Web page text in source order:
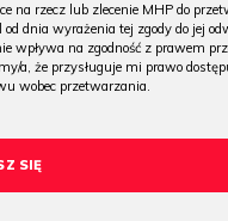
na rzecz lub zlecenie MHP do
dnia wyrażenia tej zgody do jej
wpływa na zgodność z prawem
a, że przysługuje mi prawo
wobec przetwarzania.